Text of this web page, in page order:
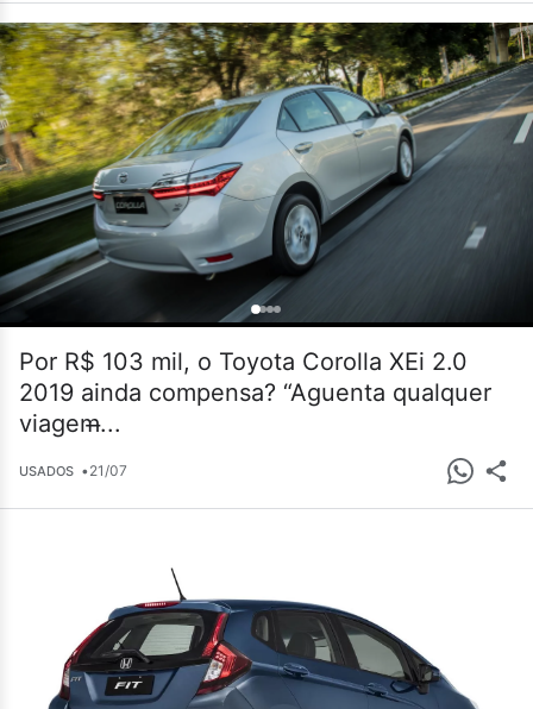
Por R$ 103 mil, o Toyota Corolla XEi 2.0
2019 ainda compensa? “Aguenta qualquer
viagem̶...
USADOS •21/07